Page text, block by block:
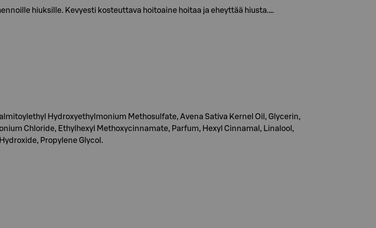
hiuksille. Kevyesti kosteuttava hoitoaine hoitaa ja eheyttää hiusta.…
Hydroxyethylmonium Methosulfate, Avena Sativa Kernel Oil, Glycerin,
Chloride, Ethylhexyl Methoxycinnamate, Parfum, Hexyl Cinnamal, Linalool,
Propylene Glycol.